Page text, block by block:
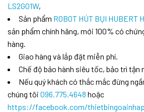
LS2G01W,
Sản phẩm ROBOT HÚT BỤI HUBERT
sản phẩm chính hãng, mới 100% có
hàng.
Giao hàng và lắp đặt miễn phí.
Chế độ bảo hành siêu tốc, bảo trì tận
Nếu quý khách có thắc mắc đừng
chúng tôi 096.775.4648 hoặc
https://facebook.com/thietbingoainhap